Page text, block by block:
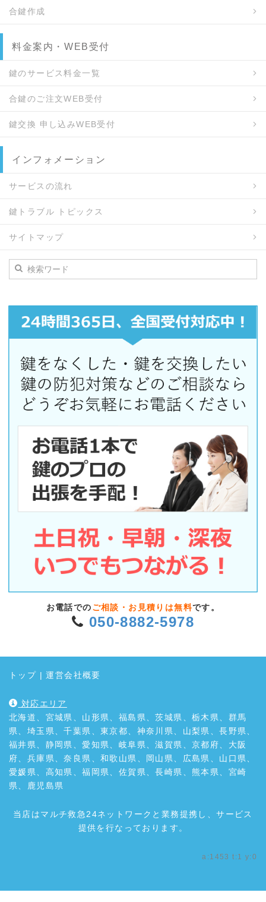
合鍵作成
料金案内・WEB受付
鍵のサービス料金一覧
合鍵のご注文WEB受付
鍵交換 申し込みWEB受付
インフォメーション
サービスの流れ
鍵トラブル トピックス
サイトマップ
お電話での ご相談・お見積りは無料です。
050-8882-5978
トップ |運営会社概要
対応エリア
北海道、宮城県、山形県、福島県、茨城県、栃木県、群馬
県、埼玉県、千葉県、東京都、神奈川県、山梨県、長野県、
福井県、静岡県、愛知県、岐阜県、滋賀県、京都府、大阪
府、兵庫県、奈良県、和歌山県、岡山県、広島県、山口県、
愛媛県、高知県、福岡県、佐賀県、長崎県、熊本県、宮崎
県、鹿児島県
当店はマルチ救急24ネットワークと業務提携し、サービス
提供を行なっております。
a:1453 t:1 y:0